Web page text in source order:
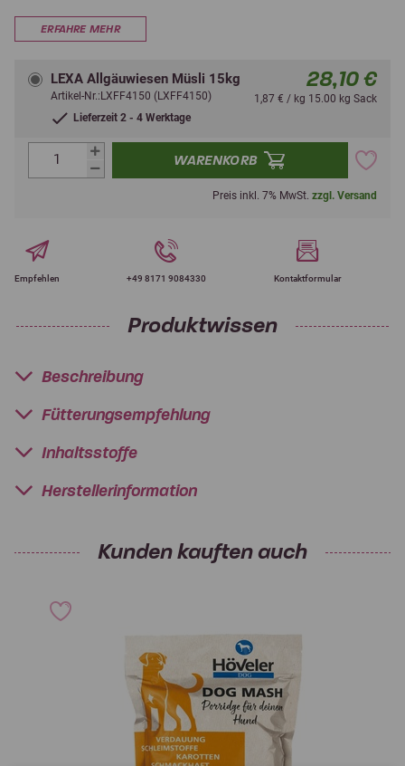
ERFAHRE MEHR
LEXA Allgäuwiesen Müsli 15kg
Artikel-Nr.:LXFF4150 (LXFF4150)
Lieferzeit 2 - 4 Werktage
28,10 €
1,87 € / kg 15.00 kg Sack
WARENKORB
Preis inkl. 7% MwSt. zzgl. Versand
Empfehlen +49 8171 9084330 Kontaktformular
Produktwissen
Beschreibung
Fütterungsempfehlung
Inhaltsstoffe
Herstellerinformation
Kunden kauften auch